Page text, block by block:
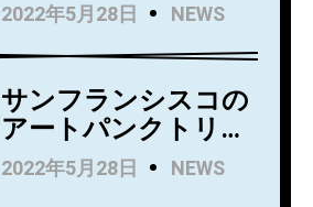
Mommaが日本デビ
ューアルバム
『Household
Name』を7月にリリ
ース！Wet LegのUS
公演でオープニング
2022年5月28日 NEWS
サンフランシスコの
アートパンクトリオ
Rip Roomが、
Spartan Recordsよ
2022年5月28日 NEWS